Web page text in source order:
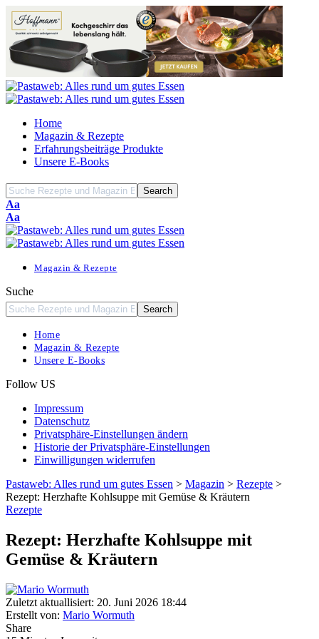
Home
Magazin & Rezepte
Erfahrungsbeiträge Produkte
Unsere E-Books
Font
Resizer
Aa
Font
Resizer
Aa
Magazin & Rezepte
Suche
Home
Magazin & Rezepte
Unsere E-Books
Follow US
Impressum
Datenschutz
Privatsphäre-Einstellungen ändern
Historie der Privatsphäre-Einstellungen
Einwilligungen widerrufen
Pastaweb: Alles rund um gutes Essen > Magazin > Rezepte >
Rezept: Herzhafte Kohlsuppe mit Gemüse & Kräutern
Rezepte
Rezept: Herzhafte Kohlsuppe mit
Gemüse & Kräutern
Zuletzt aktuallisiert: 20. Juni 2026 18:44
Erstellt von: Mario Wormuth
Share